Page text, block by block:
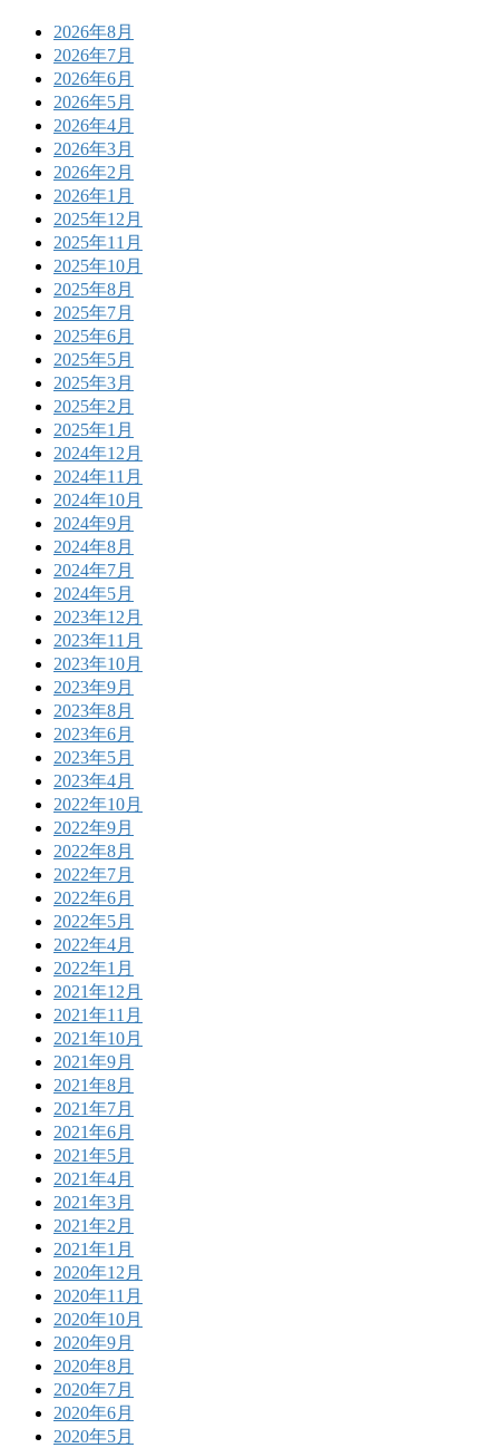
2026年8月
2026年7月
2026年6月
2026年5月
2026年4月
2026年3月
2026年2月
2026年1月
2025年12月
2025年11月
2025年10月
2025年8月
2025年7月
2025年6月
2025年5月
2025年3月
2025年2月
2025年1月
2024年12月
2024年11月
2024年10月
2024年9月
2024年8月
2024年7月
2024年5月
2023年12月
2023年11月
2023年10月
2023年9月
2023年8月
2023年6月
2023年5月
2023年4月
2022年10月
2022年9月
2022年8月
2022年7月
2022年6月
2022年5月
2022年4月
2022年1月
2021年12月
2021年11月
2021年10月
2021年9月
2021年8月
2021年7月
2021年6月
2021年5月
2021年4月
2021年3月
2021年2月
2021年1月
2020年12月
2020年11月
2020年10月
2020年9月
2020年8月
2020年7月
2020年6月
2020年5月